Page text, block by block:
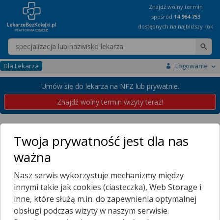
Znajdź wolny termin
spośród 14 964 753
dostępnych na najbliższy rok
Wpisz nazwę lekarza
Dla Lekarza Logowanie
Umów się do lekarza na NFZ lub prywatnie.
Znajdź wolny termin wizyty teraz!
Placówki
Przychodnie w Gdańsku
Głowice
Wybierz dzielnicę
BARNIEWICE
BISKUPIA GÓRKA
Twoja prywatność jest dla nas
ważna
Nasz serwis wykorzystuje mechanizmy między
innymi takie jak cookies (ciasteczka), Web Storage i
inne, które służą m.in. do zapewnienia optymalnej
obsługi podczas wizyty w naszym serwisie.